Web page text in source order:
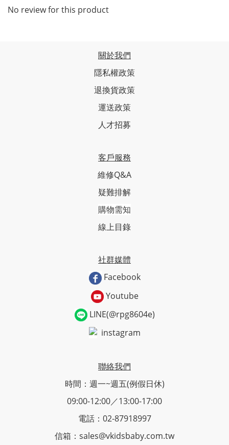
No review for this product
關於我們
隱私權政策
退換貨政策
運送政策
人才招募
客戶服務
維修Q&A
疑難排解
購物需知
線上目錄
社群媒體
Facebook
Youtube
LINE(@rpg8604e)
instagram
聯絡我們
時間：週一~週五(例假日休)
09:00-12:00／13:00-17:00
電話：02-87918997
信箱：sales@vkidsbaby.com.tw